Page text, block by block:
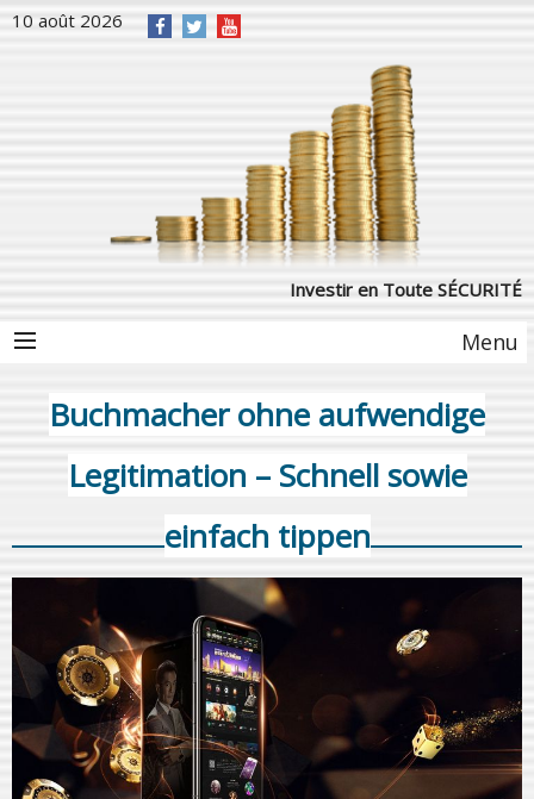
10 août 2026
Investir en Toute SÉCURITÉ
Menu
Buchmacher ohne aufwendige
Legitimation – Schnell sowie
einfach tippen